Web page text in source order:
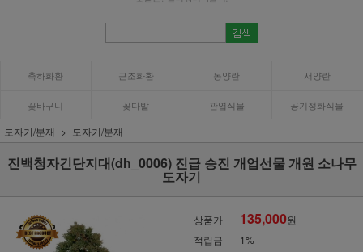
축하화환 근조화환 동양란 서양란
꽃바구니 꽃다발 관엽식물 공기정화식물
도자기/분재 도자기/분재
진백청자긴단지대(dh_0006) 진급 승진 개업선물 개원 소나무
도자기
상품가 135,000원
적립금
1%